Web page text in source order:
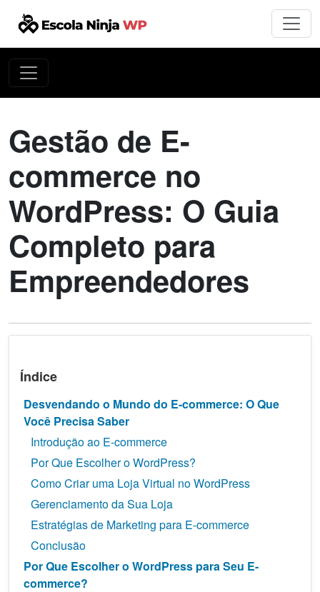
Gestão de E-
commerce no
WordPress: O Guia
Completo para
Empreendedores
Índice
Desvendando o Mundo do E-commerce: O Que
Você Precisa Saber
Introdução ao E-commerce
Por Que Escolher o WordPress?
Como Criar uma Loja Virtual no WordPress
Gerenciamento da Sua Loja
Estratégias de Marketing para E-commerce
Conclusão
Por Que Escolher o WordPress para Seu E-
commerce?